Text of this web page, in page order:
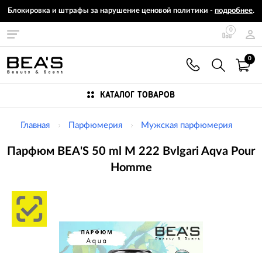
Блокировка и штрафы за нарушение ценовой политики - подробнее.
0
0
КАТАЛОГ ТОВАРОВ
Главная Парфюмерия Мужская парфюмерия
Парфюм BEA'S 50 ml M 222 Bvlgari Aqva Pour
Homme
Изображения
товаров